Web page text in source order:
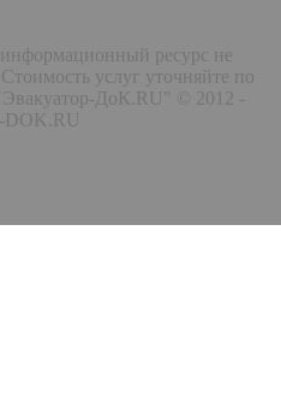
ресурс не
услуг уточняйте по
ДоК.RU" © 2012 -
DOK.RU